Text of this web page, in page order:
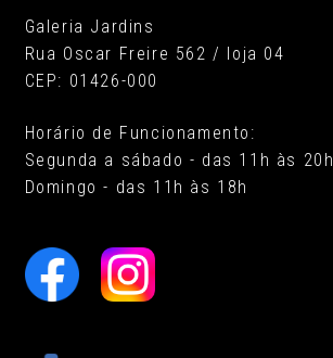
Galeria Jardins
Rua Oscar Freire 562 / loja 04
CEP: 01426-000
Horário de Funcionamento:
Segunda a sábado - das 11h às 20h
Domingo - das 11h às 18h